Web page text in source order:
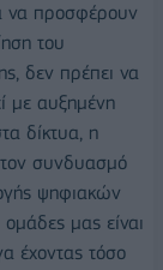
να προσφέρουν
του
δεν πρέπει να
με αυξημένη
δίκτυα, η
τον συνδυασμό
ψηφιακών
μας είναι
έχοντας τόσο